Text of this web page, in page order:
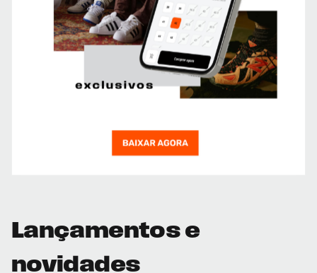
Lançamentos e
novidades